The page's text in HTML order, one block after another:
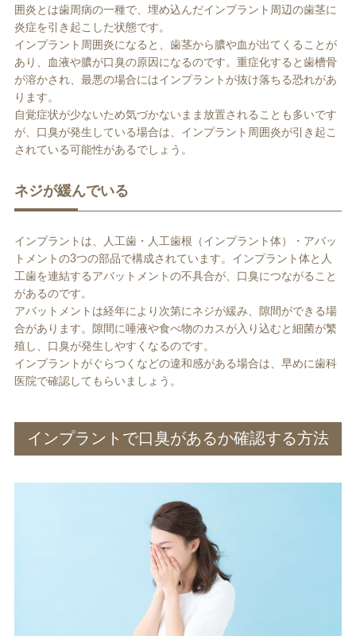
囲炎とは歯周病の一種で、埋め込んだインプラント周辺の歯茎に
炎症を引き起こした状態です。
インプラント周囲炎になると、歯茎から膿や血が出てくることが
あり、血液や膿が口臭の原因になるのです。重症化すると歯槽骨
が溶かされ、最悪の場合にはインプラントが抜け落ちる恐れがあ
ります。
自覚症状が少ないため気づかないまま放置されることも多いです
が、口臭が発生している場合は、インプラント周囲炎が引き起こ
されている可能性があるでしょう。
ネジが緩んでいる
インプラントは、人工歯・人工歯根（インプラント体）・アバッ
トメントの3つの部品で構成されています。インプラント体と人
工歯を連結するアバットメントの不具合が、口臭につながること
があるのです。
アバットメントは経年により次第にネジが緩み、隙間ができる場
合があります。隙間に唾液や食べ物のカスが入り込むと細菌が繁
殖し、口臭が発生しやすくなるのです。
インプラントがぐらつくなどの違和感がある場合は、早めに歯科
医院で確認してもらいましょう。
インプラントで口臭があるか確認する方法